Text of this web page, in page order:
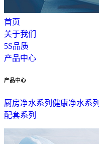
首页
关于我们
5S品质
产品中心
产品中心
厨房净水系列 健康净水系列
配套系列